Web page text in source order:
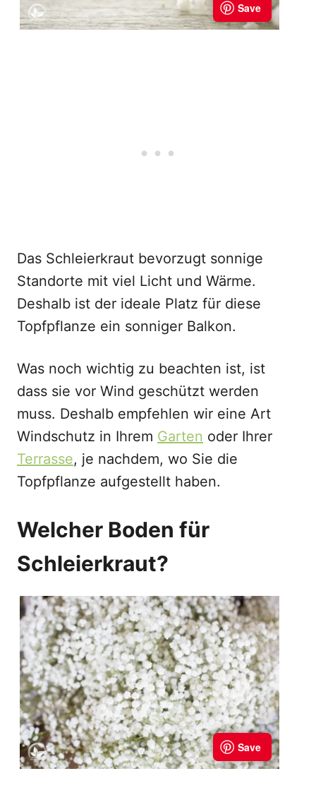
Das Schleierkraut bevorzugt sonnige
Standorte mit viel Licht und Wärme.
Deshalb ist der ideale Platz für diese
Topfpflanze ein sonniger Balkon.
Was noch wichtig zu beachten ist, ist
dass sie vor Wind geschützt werden
muss. Deshalb empfehlen wir eine Art
Windschutz in Ihrem Garten oder Ihrer
Terrasse, je nachdem, wo Sie die
Topfpflanze aufgestellt haben.
Welcher Boden für
Schleierkraut?